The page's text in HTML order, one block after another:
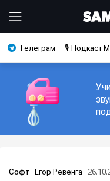
Телеграм 🎙️ Подкаст
Софт Егор Ревенга